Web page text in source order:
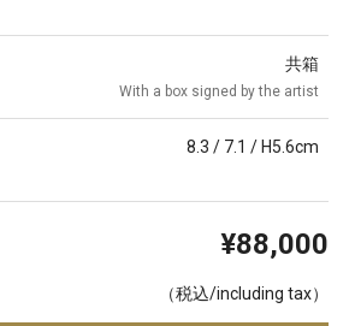
共箱
With a box signed by the artist
8.3 / 7.1 / H5.6cm
¥88,000
（税込/including tax）